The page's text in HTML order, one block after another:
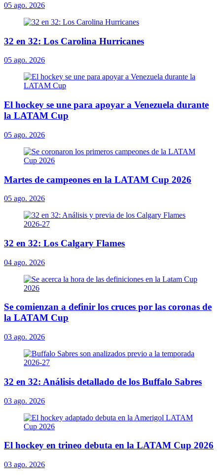
05 ago. 2026
32 en 32: Los Carolina Hurricanes
05 ago. 2026
El hockey se une para apoyar a Venezuela durante
la LATAM Cup
05 ago. 2026
Martes de campeones en la LATAM Cup 2026
05 ago. 2026
32 en 32: Los Calgary Flames
04 ago. 2026
Se comienzan a definir los cruces por las coronas de
la LATAM Cup
03 ago. 2026
32 en 32: Análisis detallado de los Buffalo Sabres
03 ago. 2026
El hockey en trineo debuta en la LATAM Cup 2026
03 ago. 2026